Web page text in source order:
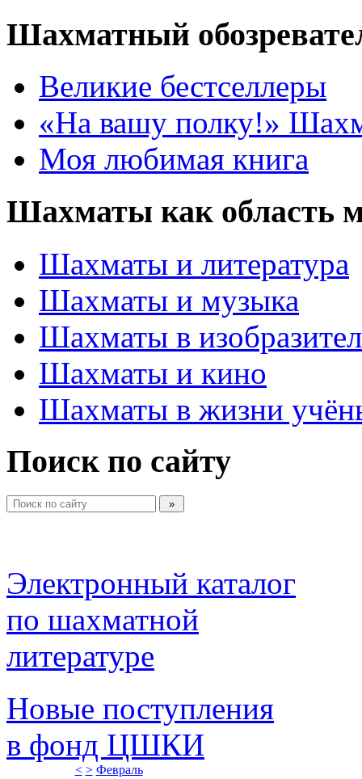
Шахматный
Великие бестселлеры
«На вашу полку!»
Моя любимая книга
Шахматы как область
Шахматы и литература
Шахматы и музыка
Шахматы в
Шахматы и кино
Шахматы в жизни
Поиск по сайту
Электронный каталог
по шахматной
литературе
Новые поступления
в фонд ЦШКИ
< > Февраль